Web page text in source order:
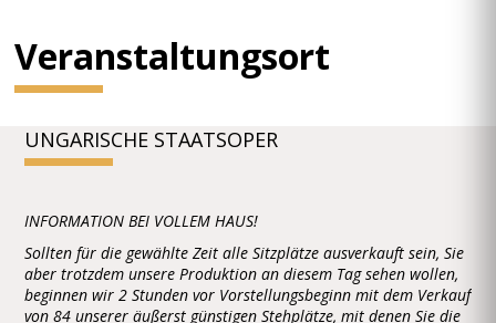
Veranstaltungsort
UNGARISCHE STAATSOPER
INFORMATION BEI VOLLEM HAUS!
Sollten für die gewählte Zeit alle Sitzplätze ausverkauft sein, Sie
aber trotzdem unsere Produktion an diesem Tag sehen wollen,
beginnen wir 2 Stunden vor Vorstellungsbeginn mit dem Verkauf
von 84 unserer äußerst günstigen Stehplätze, mit denen Sie die